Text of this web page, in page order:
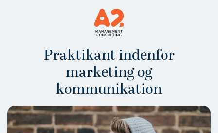
Praktikant indenfor
marketing og
kommunikation